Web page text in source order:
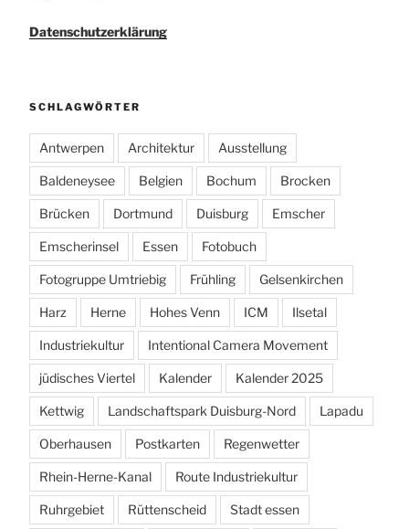
Datenschutzerklärung
SCHLAGWÖRTER
Antwerpen Architektur Ausstellung
Baldeneysee Belgien Bochum Brocken
Brücken Dortmund Duisburg Emscher
Emscherinsel Essen Fotobuch
Fotogruppe Umtriebig Frühling Gelsenkirchen
Harz Herne Hohes Venn ICM Ilsetal
Industriekultur Intentional Camera Movement
jüdisches Viertel Kalender Kalender 2025
Kettwig Landschaftspark Duisburg-Nord Lapadu
Oberhausen Postkarten Regenwetter
Rhein-Herne-Kanal Route Industriekultur
Ruhrgebiet Rüttenscheid Stadt essen